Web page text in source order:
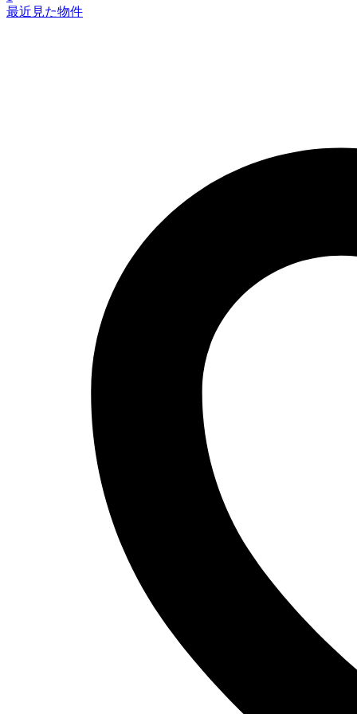
最近見た物件